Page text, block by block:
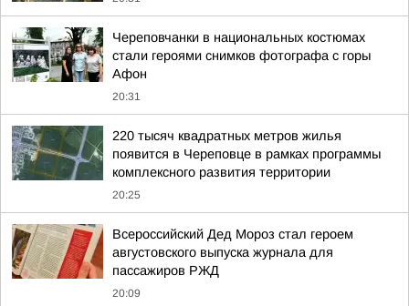
Череповчанки в национальных костюмах
стали героями снимков фотографа с горы
Афон
20:31
220 тысяч квадратных метров жилья
появится в Череповце в рамках программы
комплексного развития территории
20:25
Всероссийский Дед Мороз стал героем
августовского выпуска журнала для
пассажиров РЖД
20:09